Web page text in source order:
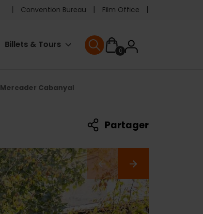
Pre
header
Convention Bureau Film Office
Billets & Tours
0User
User menu
Mercader Cabanyal
Partager